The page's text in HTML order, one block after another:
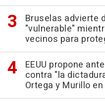
Bruselas advierte
"vulnerable"
vecinos para
EEUU propone
contra "la
Ortega y Murillo